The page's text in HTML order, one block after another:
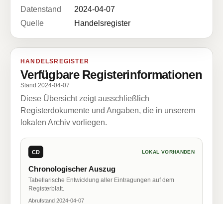
Datenstand
2024-04-07
Quelle
Handelsregister
HANDELSREGISTER
Verfügbare Registerinformationen
Stand 2024-04-07
Diese Übersicht zeigt ausschließlich
Registerdokumente und Angaben, die in unserem
lokalen Archiv vorliegen.
CD LOKAL VORHANDEN
Chronologischer Auszug
Tabellarische Entwicklung aller Eintragungen auf dem
Registerblatt.
Abrufstand 2024-04-07